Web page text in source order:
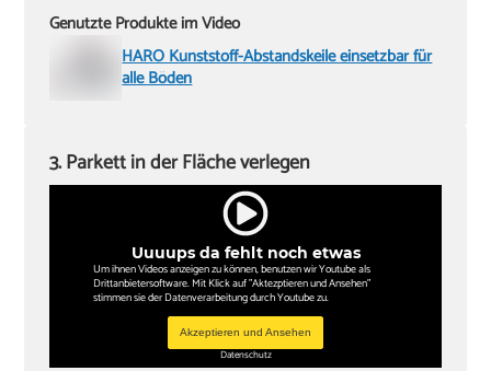
Genutzte Produkte im Video
HARO Kunststoff-Abstandskeile einsetzbar für
alle Böden
Uuuups da fehlt noch etwas
Um ihnen Videos anzeigen zu können, benutzen wir Youtube als
Drittanbietersoftware. Mit Klick auf "Aktezptieren und Ansehen"
stimmen sie der Datenverarbeitung durch Youtube zu.
Akzeptieren und Ansehen
Datenschutz
3. Parkett in der Fläche verlegen